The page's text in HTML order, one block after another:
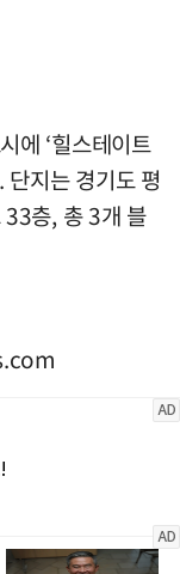
에 ‘힐스테이트
단지는 경기도 평
33층, 총 3개 블